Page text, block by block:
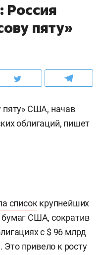
Россия
пяту»
пяту» США, начав
облигаций, пишет
список крупнейших
США, сократив
с $ 96 млрд
привело к росту